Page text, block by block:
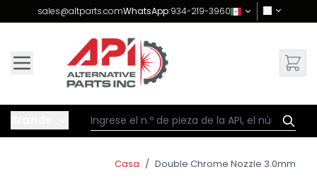
Skip to Content
sales@altparts.comWhatsApp:934-219-3960
Casa / Double Chrome Nozzle 3.0mm